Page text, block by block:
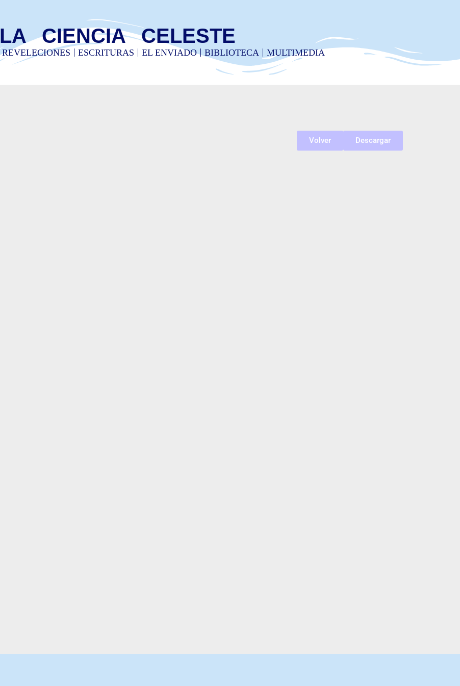
LA CIENCIA CELESTE
REVELECIONES ESCRITURAS EL ENVIADO BIBLIOTECA MULTIMEDIA
Descargar
Volver